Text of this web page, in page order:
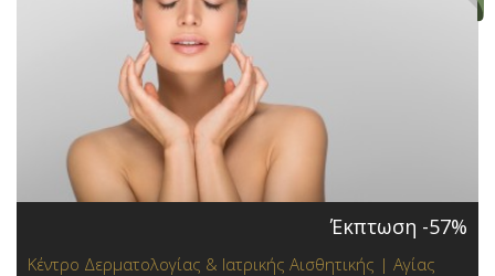
Έκπτωση -57%
Κέντρο Δερματολογίας & Ιατρικής Αισθητικής | Αγίας